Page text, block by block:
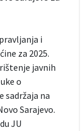
i
za 2025.
javnih
o
sadržaja na
Sarajevo.
JU